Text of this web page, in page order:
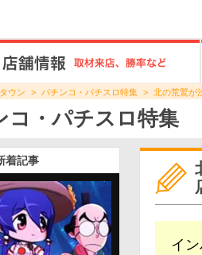
ウン パチンコ・パチスロ特集 北の荒鷲が
コ・パチスロ特集
着記事
イ